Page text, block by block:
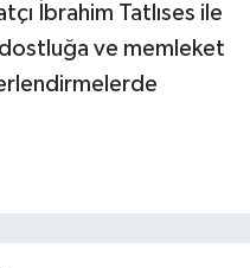
İbrahim Tatlıses ile
ve memleket